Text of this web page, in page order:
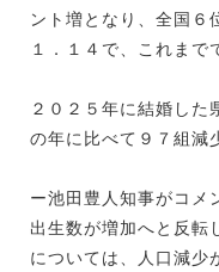
ント増となり、全国６
１．１４で、これまで
２０２５年に結婚した
の年に比べて９７組減
ー池田豊人知事がコメ
出生数が増加へと反転
については、人口減少